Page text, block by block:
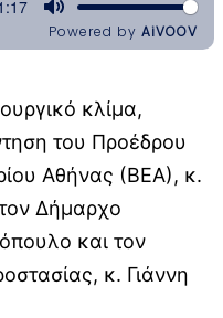
κλίμα,
του Προέδρου
Αθήνας (ΒΕΑ), κ.
Δήμαρχο
και τον
κ. Γιάννη